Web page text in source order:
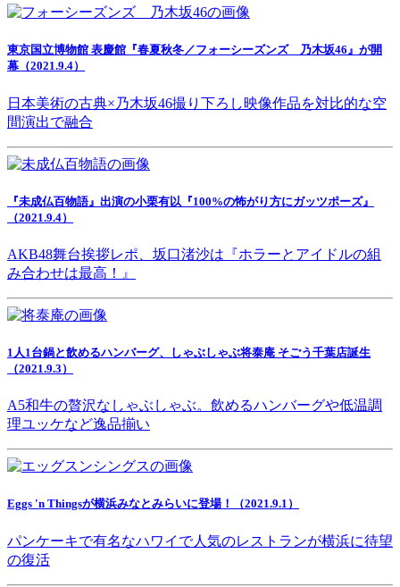
東京国立博物館 表慶館『春夏秋冬／フォーシーズンズ 乃木坂46』が開
幕（2021.9.4）
日本美術の古典×乃木坂46撮り下ろし映像作品を対比的な空
間演出で融合
『未成仏百物語』出演の小栗有以『100%の怖がり方にガッツポーズ』
（2021.9.4）
AKB48舞台挨拶レポ、坂口渚沙は『ホラーとアイドルの組
み合わせは最高！』
1人1台鍋と飲めるハンバーグ、しゃぶしゃぶ将泰庵 そごう千葉店誕生
（2021.9.3）
A5和牛の贅沢なしゃぶしゃぶ。飲めるハンバーグや低温調
理ユッケなど逸品揃い
Eggs 'n Thingsが横浜みなとみらいに登場！（2021.9.1）
パンケーキで有名なハワイで人気のレストランが横浜に待望
の復活